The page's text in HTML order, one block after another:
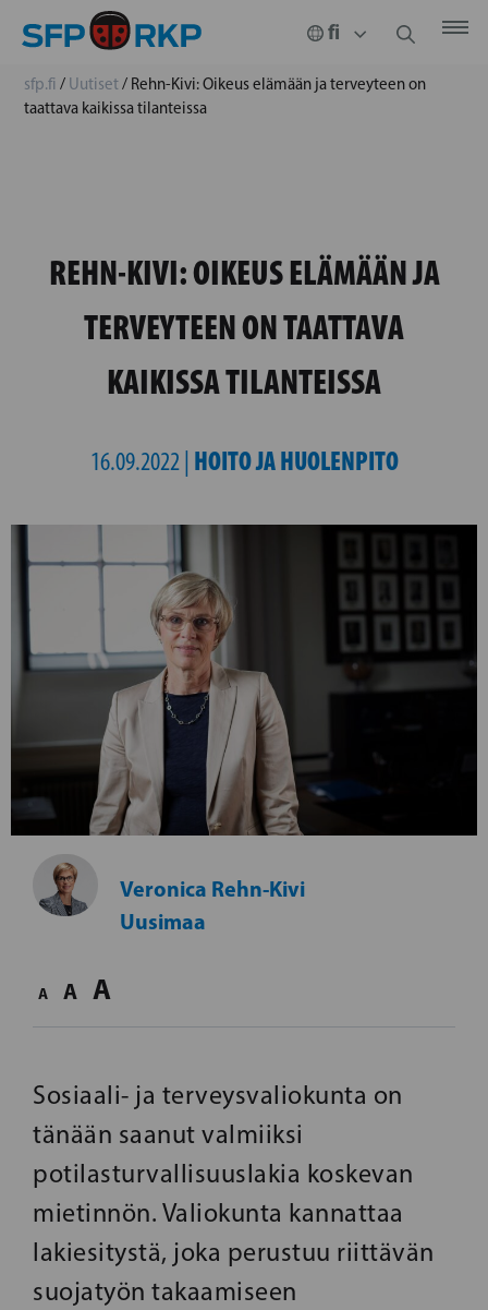
sfp.fi / Uutiset/ Rehn-Kivi: Oikeus elämään ja terveyteen on
taattava kaikissa tilanteissa
REHN-KIVI: OIKEUS ELÄMÄÄN JA
TERVEYTEEN ON TAATTAVA
KAIKISSA TILANTEISSA
16.09.2022 | HOITO JA HUOLENPITO
Veronica Rehn-Kivi
Uusimaa
A A A
Sosiaali- ja terveysvaliokunta on
tänään saanut valmiiksi
potilasturvallisuuslakia koskevan
mietinnön. Valiokunta kannattaa
lakiesitystä, joka perustuu riittävän
suojatyön takaamiseen